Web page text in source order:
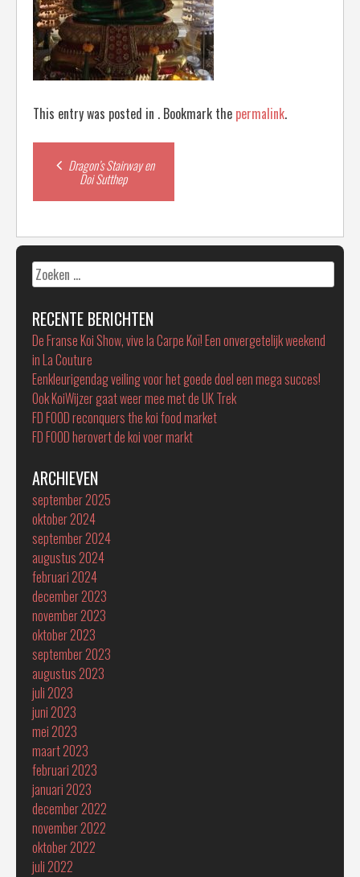
This entry was posted in . Bookmark the permalink.
Post
navigation
Dragon’s Stairway en
Doi Sutthep
Zoeken
naar:
RECENTE BERICHTEN
De Franse Koi Show, vive la Carpe Koï! Een onvergetelijk weekend
in La Couture
Eenkleurigendag veiling voor het goede doel een mega succes!
Ook KoiWijzer gaat weer mee met de UK Trek
FD FOOD reconquers the koi food market
FD FOOD herovert de koi voer markt
ARCHIEVEN
september 2025
oktober 2024
september 2024
augustus 2024
februari 2024
december 2023
november 2023
oktober 2023
september 2023
augustus 2023
juli 2023
juni 2023
mei 2023
maart 2023
februari 2023
januari 2023
december 2022
november 2022
oktober 2022
juli 2022